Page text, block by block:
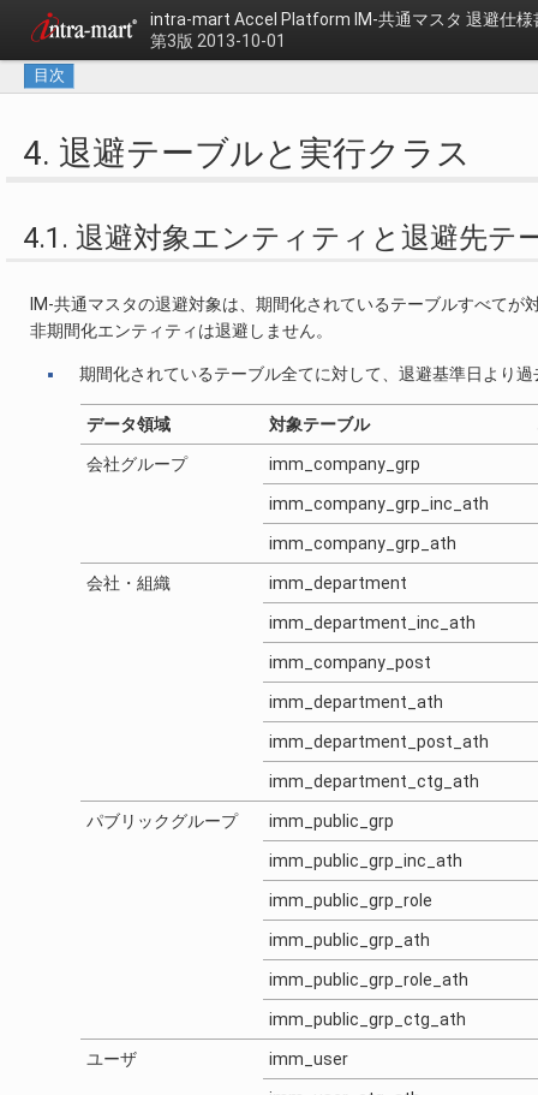
intra-mart Accel Platform IM-共通マスタ 退避仕様
第3版 2013-10-01
目次
4. 退避テーブルと実行クラス
4.1. 退避対象エンティティと退避先テ
IM-共通マスタの退避対象は、期間化されているテーブルすべてが
非期間化エンティティは退避しません。
期間化されているテーブル全てに対して、退避基準日より
データ領域 対象テーブル
会社グループ imm_company_grp
imm_company_grp_inc_ath
imm_company_grp_ath
会社・組織 imm_department
imm_department_inc_ath
imm_company_post
imm_department_ath
imm_department_post_ath
imm_department_ctg_ath
パブリックグループ imm_public_grp
imm_public_grp_inc_ath
imm_public_grp_role
imm_public_grp_ath
imm_public_grp_role_ath
imm_public_grp_ctg_ath
ユーザ imm_user